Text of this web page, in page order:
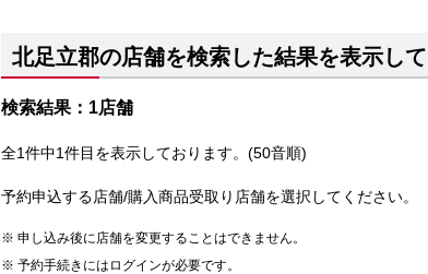
北足立郡の店舗を検索した結果を表示し
検索結果：1店舗
全1件中1件目を表示しております。(50音順)
予約申込する店舗/購入商品受取り店舗を選択してください。
申し込み後に店舗を変更することはできません。
予約手続きにはログインが必要です。